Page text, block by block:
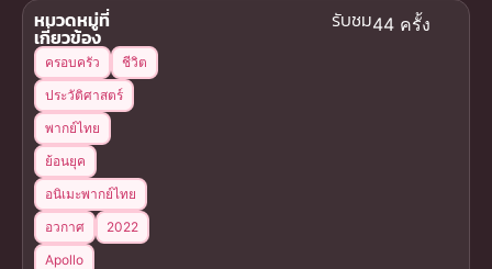
รับชม44 ครั้ง
หมวดหมู่ที่
เกี่ยวข้อง
ครอบครัว
ชีวิต
ประวัติศาสตร์
พากย์ไทย
ย้อนยุค
อนิเมะพากย์ไทย
อวกาศ
2022
Apollo